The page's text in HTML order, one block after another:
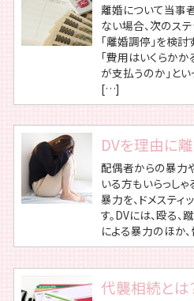
離婚について当事
ない場合、次のス
「離婚調停」を検討
「費用はいくらかか
が支払うのか」と
[…]
DVを理由に
配偶者からの暴力
いる方もいらっしゃ
暴力を、ドメスティ
す。DVには、殴る
による暴力のほか
代襲相続とは